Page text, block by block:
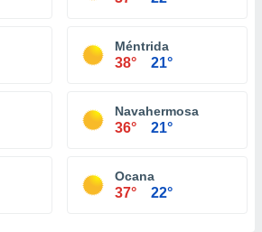
Méntrida
38° 21°
Navahermosa
36° 21°
Ocana
37° 22°